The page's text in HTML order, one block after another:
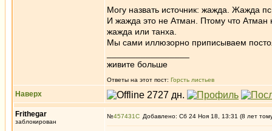
Могу назвать источник: жажда. Жажда
И жажда это не Атман. Птому что Атман
жажда или танха.
Мы сами иллюзорно приписываем
живите больше
Ответы на этот пост: Горсть листьев
Наверх
Frithegar
заблокирован
№457431 Добавлено: Сб 24 Ноя 18, 13:31 (8 лет